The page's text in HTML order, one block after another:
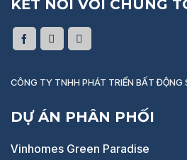
KẾT NỐI VỚI CHÚNG
CÔNG TY TNHH PHÁT TRIỂN BẤT ĐỘNG
DỰ ÁN PHÂN PHỐI
Vinhomes Green Paradise